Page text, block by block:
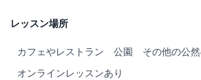
レッスン場所
カフェやレストラン 公園
その他の公
オンラインレッスンあり